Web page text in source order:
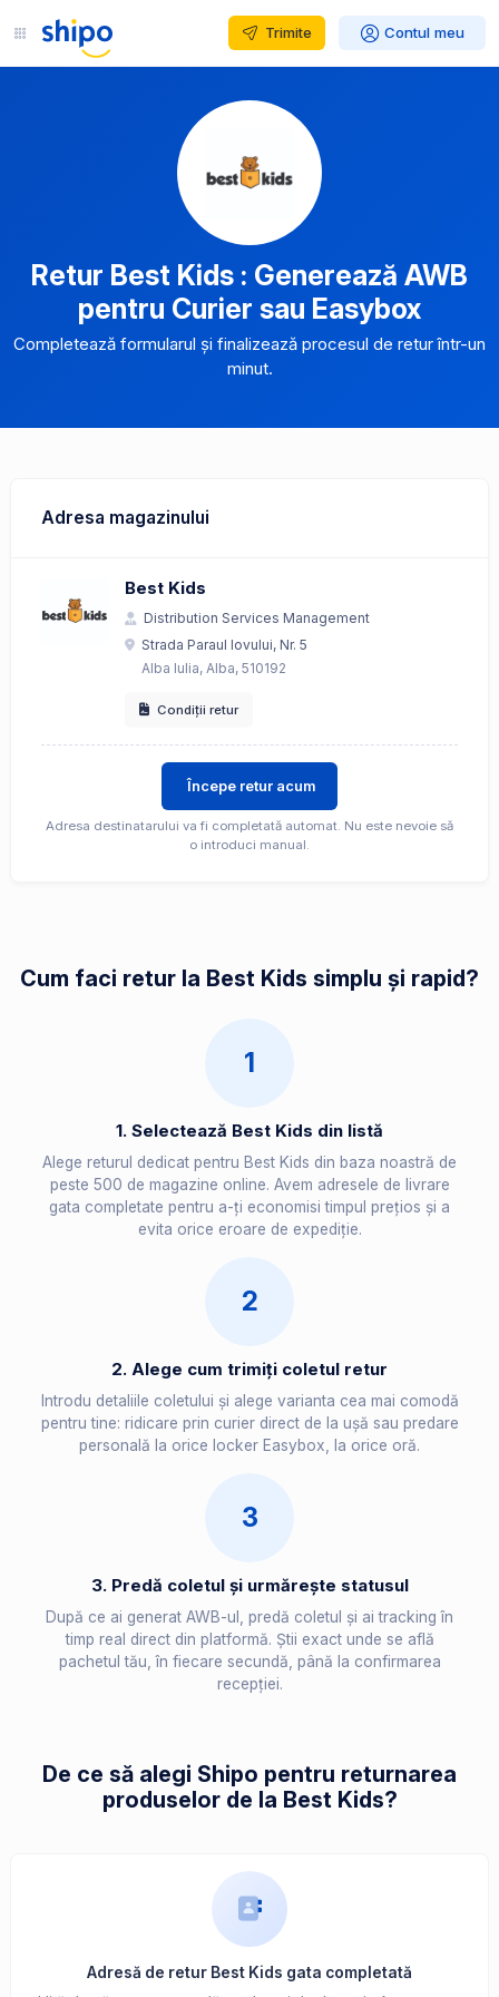
Trimite Contul meu
Retur Best Kids : Generează AWB
pentru Curier sau Easybox
Completează formularul și finalizează procesul de retur într-un
minut.
Adresa magazinului
Best Kids
Distribution Services Management
Strada Paraul Iovului, Nr. 5
Alba Iulia, Alba, 510192
Condiții retur
Începe retur acum
Adresa destinatarului va fi completată automat. Nu este nevoie să
o introduci manual.
Cum faci retur la Best Kids simplu și rapid?
1
1. Selectează Best Kids din listă
Alege returul dedicat pentru Best Kids din baza noastră de
peste 500 de magazine online. Avem adresele de livrare
gata completate pentru a-ți economisi timpul prețios și a
evita orice eroare de expediție.
2
2. Alege cum trimiți coletul retur
Introdu detaliile coletului și alege varianta cea mai comodă
pentru tine: ridicare prin curier direct de la ușă sau predare
personală la orice locker Easybox, la orice oră.
3
3. Predă coletul și urmărește statusul
După ce ai generat AWB-ul, predă coletul și ai tracking în
timp real direct din platformă. Știi exact unde se află
pachetul tău, în fiecare secundă, până la confirmarea
recepției.
De ce să alegi Shipo pentru returnarea
produselor de la Best Kids?
Adresă de retur Best Kids gata completată